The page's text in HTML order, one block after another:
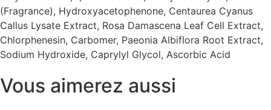
(Fragrance), Hydroxyacetophenone, Centaurea Cyanus
Callus Lysate Extract, Rosa Damascena Leaf Cell Extract,
Chlorphenesin, Carbomer, Paeonia Albiflora Root Extract,
Sodium Hydroxide, Caprylyl Glycol, Ascorbic Acid
Vous aimerez aussi